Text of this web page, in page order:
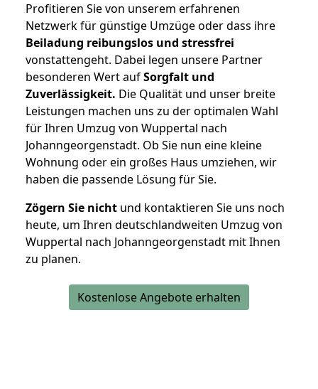
Profitieren Sie von unserem erfahrenen
Netzwerk für günstige Umzüge oder dass ihre
Beiladung reibungslos und stressfrei
vonstattengeht. Dabei legen unsere Partner
besonderen Wert aufSorgfalt und
Zuverlässigkeit. Die Qualität und unser breite
Leistungen machen uns zu der optimalen Wahl
für Ihren Umzug von Wuppertal nach
Johanngeorgenstadt. Ob Sie nun eine kleine
Wohnung oder ein großes Haus umziehen, wir
haben die passende Lösung für Sie.
Zögern Sie nicht und kontaktieren Sie uns noch
heute, um Ihren deutschlandweiten Umzug von
Wuppertal nach Johanngeorgenstadt mit Ihnen
zu planen.
Kostenlose Angebote erhalten